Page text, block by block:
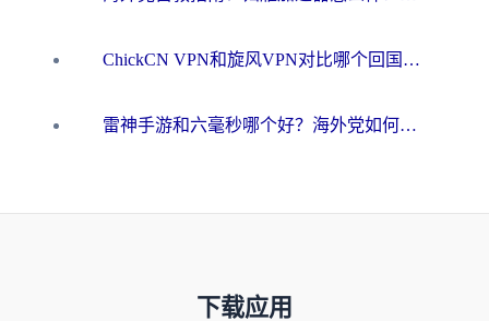
ChickCN VPN和旋风VPN对比哪个回国效果更好？海外用户的选择困境与出路
雷神手游和六毫秒哪个好？海外党如何真正解锁国内资源
下载应用